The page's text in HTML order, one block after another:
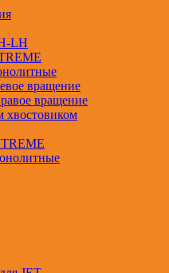
LH
вращение
вращение
хвостовиком